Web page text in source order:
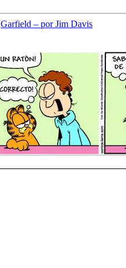
Garfield – por Jim Davis